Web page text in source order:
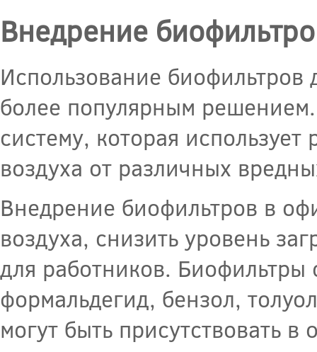
Внедрение
Использование биофильтров
более популярным
систему, которая
воздуха от различных
Внедрение биофильтров в
воздуха, снизить уровень
для работников. Биофильтры
формальдегид, бензол,
могут быть присутствовать